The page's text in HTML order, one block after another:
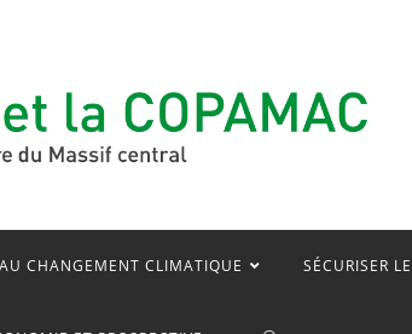
CHANGEMENT CLIMATIQUE SÉCURISER